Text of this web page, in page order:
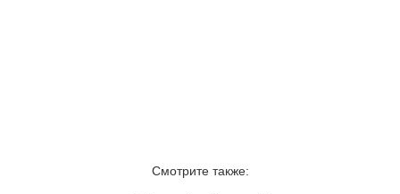
Смотрите также: